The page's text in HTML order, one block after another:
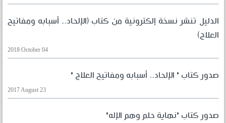
الدليل تنشر نسخة إلكترونية من كتاب (الإلحاد.. أسبابه ومفاتيح
العلاج)
2018 October 04
صدور كتاب " الإلحاد.. أسبابه ومفاتيح العلاج "
2017 August 23
صدور كتاب "نهاية حلم وهم الإله"